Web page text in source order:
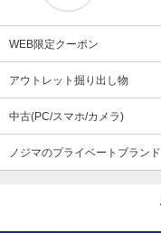
WEB限定クーポン
アウトレット掘り出し物
中古(PC/スマホ/カメラ)
ノジマのプライベートブランド